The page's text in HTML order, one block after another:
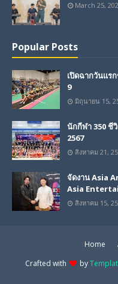
March 25,
Popular Posts
เปิดฉากวันแร
9
มิถุนายน 15,
นักกีฬา 350 ชี
2567
สิงหาคม 21,
จัดงาน Asia
Asia
สิงหาคม 15,
Home
Crafted with
by